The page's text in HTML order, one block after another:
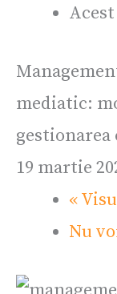
mediatic:
19 martie
«
Nu